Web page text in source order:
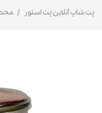
خروج از حساب کاربری
پت شاپ آنلاین پت استور